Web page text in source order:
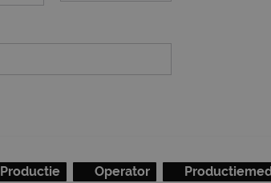
Productie Operator